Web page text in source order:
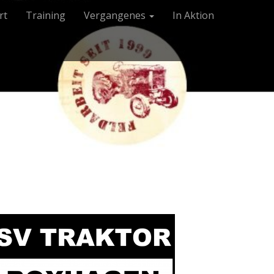
Training Vergangenes In Aktion